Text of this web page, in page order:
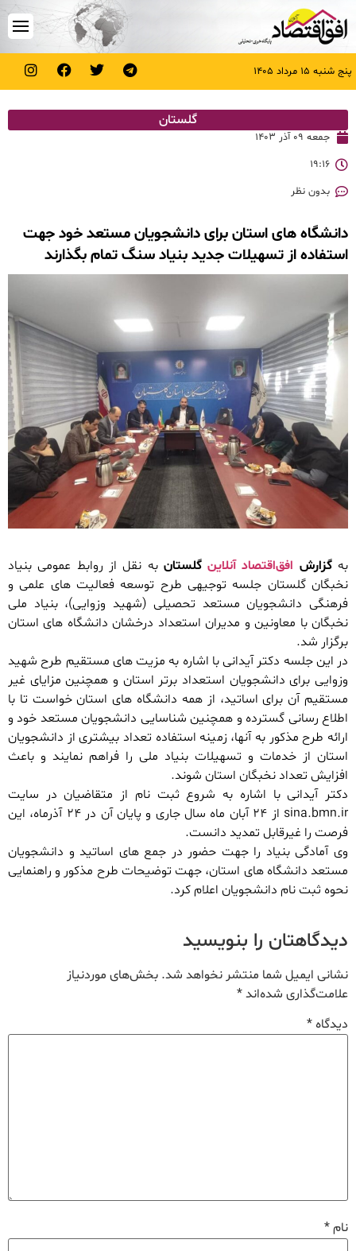
پنج شنبه ۱۵ مرداد ۱۴۰۵
گلستان
جمعه ۰۹ آذر ۱۴۰۳
۱۹:۱۶
بدون نظر
دانشگاه های استان برای دانشجویان مستعد خود جهت
استفاده از تسهیلات جدید بنیاد سنگ تمام بگذارند
به گزارش افق‌اقتصاد آنلاینگلستان به نقل از روابط عمومی بنیاد
نخبگان گلستان جلسه توجیهی طرح توسعه فعالیت های علمی و
فرهنگی دانشجویان مستعد تحصیلی (شهید وزوایی)، بنیاد ملی
نخبگان با معاونین و مدیران استعداد درخشان دانشگاه های استان
برگزار شد.
در این جلسه دکتر آیدانی با اشاره به مزیت های مستقیم طرح شهید
وزوایی برای دانشجویان استعداد برتر استان و همچنین مزایای غیر
مستقیم آن برای اساتید، از همه دانشگاه های استان خواست تا با
اطلاع رسانی گسترده و همچنین شناسایی دانشجویان مستعد خود و
ارائه طرح مذکور به آنها، زمینه استفاده تعداد بیشتری از دانشجویان
استان از خدمات و تسهیلات بنیاد ملی را فراهم نمایند و باعث
افزایش تعداد نخبگان استان شوند.
دکتر آیدانی با اشاره به شروع ثبت نام از متقاضیان در سایت
sina.bmn.ir از ۲۴ آبان ماه سال جاری و پایان آن در ۲۴ آذرماه، این
فرصت را غیرقابل تمدید دانست.
وی آمادگی بنیاد را جهت حضور در جمع های اساتید و دانشجویان
مستعد دانشگاه های استان، جهت توضیحات طرح مذکور و راهنمایی
نحوه ثبت نام دانشجویان اعلام کرد.
دیدگاهتان را بنویسید
نشانی ایمیل شما منتشر نخواهد شد. بخش‌های موردنیاز
علامت‌گذاری شده‌اند*
دیدگاه*
نام*